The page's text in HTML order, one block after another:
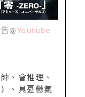
@Youtube
、會推理、
、具憂鬱氣